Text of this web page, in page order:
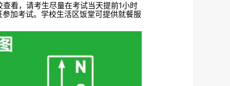
看，请考生尽量在考试当天提前1小时
加考试。学校生活区饭堂可提供就餐服